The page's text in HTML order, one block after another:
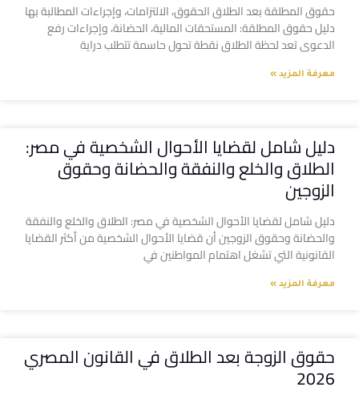
حقوق المطلقة بعد الطلاق الحقوق، الالتزامات، وإجراءات المطالبة بها
دليل حقوق المطلقة: المستحقات المالية، الحضانة، وإجراءات رفع
الدعوى تعد لحظة الطلاق نقطة تحول حاسمة تتطلب دراية
معرفة المزيد »
دليل شامل لقضايا الأحوال الشخصية في مصر:
الطلاق والخلع والنفقة والحضانة وحقوق
الزوجين
دليل شامل لقضايا الأحوال الشخصية في مصر: الطلاق والخلع والنفقة
والحضانة وحقوق الزوجين أن قضايا الأحوال الشخصية من أكثر القضايا
القانونية التي تشغل اهتمام المواطنين في
معرفة المزيد »
حقوق الزوجة بعد الطلاق في القانون المصري
2026